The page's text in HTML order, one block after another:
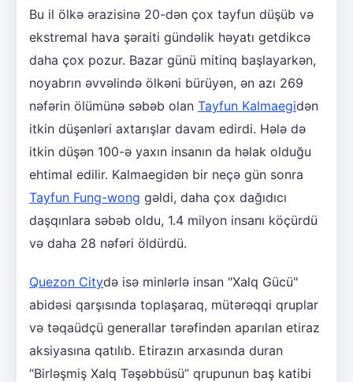
Bu il ölkə ərazisinə 20-dən çox tayfun düşüb və
ekstremal hava şəraiti gündəlik həyatı getdikcə
daha çox pozur. Bazar günü mitinq başlayarkən,
noyabrın əvvəlində ölkəni bürüyən, ən azı 269
nəfərin ölümünə səbəb olan Tayfun Kalmaegidən
itkin düşənləri axtarışlar davam edirdi. Hələ də
itkin düşən 100-ə yaxın insanın da həlak olduğu
ehtimal edilir. Kalmaegidən bir neçə gün sonra
Tayfun Fung-wong gəldi, daha çox dağıdıcı
daşqınlara səbəb oldu, 1.4 milyon insanı köçürdü
və daha 28 nəfəri öldürdü.
Quezon Citydə isə minlərlə insan "Xalq Gücü"
abidəsi qarşısında toplaşaraq, mütərəqqi qruplar
və təqaüdçü generallar tərəfindən aparılan etiraz
aksiyasına qatılıb. Etirazın arxasında duran
“Birləşmiş Xalq Təşəbbüsü” qrupunun baş katibi